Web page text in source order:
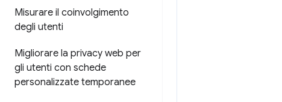
Misurare il coinvolgimento
degli utenti
Migliorare la privacy web per
gli utenti con schede
personalizzate temporanee